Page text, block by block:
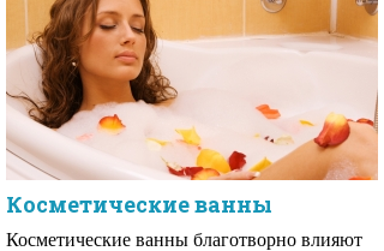
Косметические ванны
Косметические ванны благотворно влияют